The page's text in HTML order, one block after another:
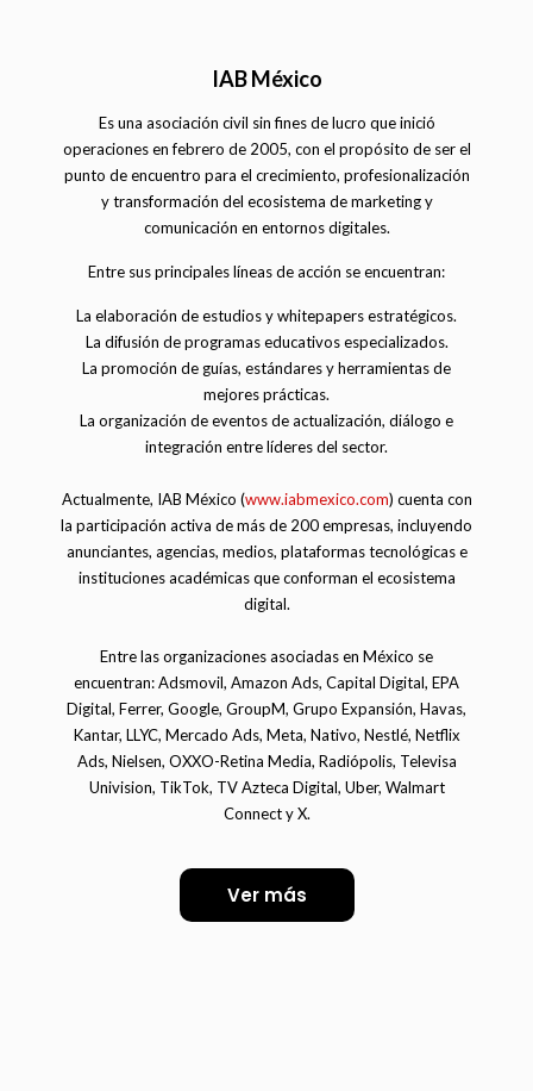
IAB México
Es una asociación civil sin fines de lucro que inició
operaciones en febrero de 2005, con el propósito de ser el
punto de encuentro para el crecimiento, profesionalización
y transformación del ecosistema de marketing y
comunicación en entornos digitales.
Entre sus principales líneas de acción se encuentran:
La elaboración de estudios y whitepapers estratégicos.
La difusión de programas educativos especializados.
La promoción de guías, estándares y herramientas de
mejores prácticas.
La organización de eventos de actualización, diálogo e
integración entre líderes del sector.
Actualmente, IAB México (www.iabmexico.com) cuenta con
la participación activa de más de 200 empresas, incluyendo
anunciantes, agencias, medios, plataformas tecnológicas e
instituciones académicas que conforman el ecosistema
digital.
Entre las organizaciones asociadas en México se
encuentran: Adsmovil, Amazon Ads, Capital Digital, EPA
Digital, Ferrer, Google, GroupM, Grupo Expansión, Havas,
Kantar, LLYC, Mercado Ads, Meta, Nativo, Nestlé, Netflix
Ads, Nielsen, OXXO-Retina Media, Radiópolis, Televisa
Univision, TikTok, TV Azteca Digital, Uber, Walmart
Connect y X.
Ver más